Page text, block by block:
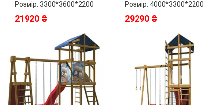
Розмір: 3300*3600*2200
21920 ₴
Розмір: 4000*3300*2200
29290 ₴